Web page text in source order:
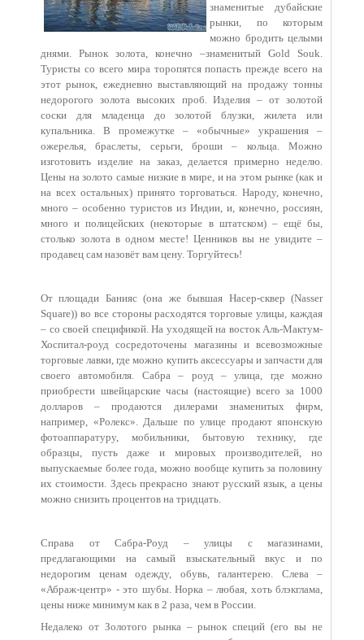
знаменитые дубайские
рынки, по которым
можно бродить целыми
днями. Рынок золота, конечно –знаменитый Gold Souk.
Туристы со всего мира торопятся попасть прежде всего на
этот рынок, ежедневно выставляющий на продажу тонны
недорогого золота высоких проб. Изделия – от золотой
соски для младенца до золотой блузки, жилета или
купальника. В промежутке – «обычные» украшения –
ожерелья, браслеты, серьги, броши – кольца. Можно
изготовить изделие на заказ, делается примерно неделю.
Цены на золото самые низкие в мире, и на этом рынке (как и
на всех остальных) принято торговаться. Народу, конечно,
много – особенно туристов из Индии, и, конечно, россиян,
много и полицейских (некоторые в штатском) – ещё бы,
столько золота в одном месте! Ценников вы не увидите –
продавец сам назовёт вам цену. Торгуйтесь!
От площади Банияс (она же бывшая Насер-сквер (Nasser
Square)) во все стороны расходятся торговые улицы, каждая
– со своей спецификой. На уходящей на восток Аль-Мактум-
Хоспитал-роуд сосредоточены магазины и всевозможные
торговые лавки, где можно купить аксессуары и запчасти для
своего автомобиля. Сабра – роуд – улица, где можно
приобрести швейцарские часы (настоящие) всего за 1000
долларов – продаются дилерами знаменитых фирм,
например, «Ролекс». Дальше по улице продают японскую
фотоаппаратуру, мобильники, бытовую технику, где
образцы, пусть даже и мировых производителей, но
выпускаемые более года, можно вообще купить за половину
их стоимости. Здесь прекрасно знают русский язык, а цены
можно снизить процентов на тридцать.
Справа от Сабра-Роуд – улицы с магазинами,
предлагающими на самый взыскательный вкус и по
недорогим ценам одежду, обувь, галантерею. Слева –
«Абраж-центр» - это шубы. Норка – любая, хоть блэкглама,
цены ниже минимум как в 2 раза, чем в России.
Недалеко от Золотого рынка – рынок специй (его вы не